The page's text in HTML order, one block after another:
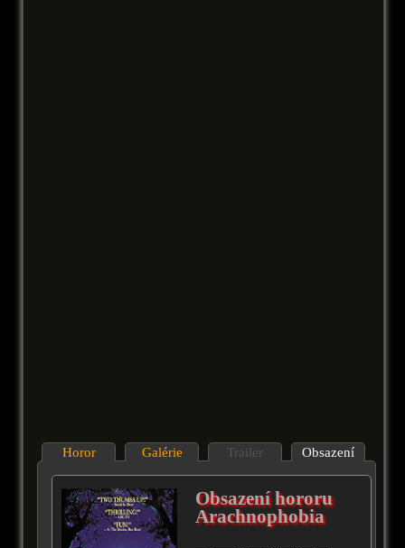
Horor Galérie Trailer Obsazení
Obsazení hororu
Arachnophobia